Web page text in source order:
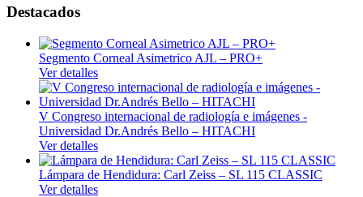
Destacados
Segmento Corneal Asimetrico AJL – PRO+
Ver detalles
V Congreso internacional de radiología e imágenes -
Universidad Dr.Andrés Bello – HITACHI
Ver detalles
Lámpara de Hendidura: Carl Zeiss – SL 115 CLASSIC
Ver detalles